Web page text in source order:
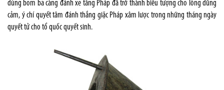
dùng bom ba càng đánh xe tăng Pháp đã trở thành biểu tượng cho lòng dũng
cảm, ý chí quyết tâm đánh thắng giặc Pháp xâm lược trong những tháng ngày
quyết tử cho tổ quốc quyết sinh.